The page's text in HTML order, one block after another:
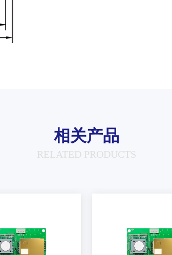
相关产品
RELATED PRODUCTS